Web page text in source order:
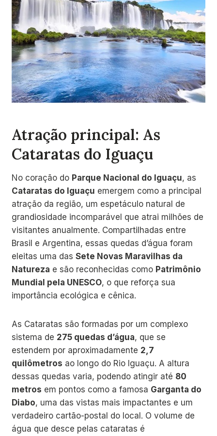
Atração principal: As
Cataratas do Iguaçu
No coração do Parque Nacional do Iguaçu, as
Cataratas do Iguaçu emergem como a principal
atração da região, um espetáculo natural de
grandiosidade incomparável que atrai milhões de
visitantes anualmente. Compartilhadas entre
Brasil e Argentina, essas quedas d’água foram
eleitas uma das Sete Novas Maravilhas da
Natureza e são reconhecidas como Patrimônio
Mundial pela UNESCO, o que reforça sua
importância ecológica e cênica.
As Cataratas são formadas por um complexo
sistema de 275 quedas d’água, que se
estendem por aproximadamente 2,7
quilômetros ao longo do Rio Iguaçu. A altura
dessas quedas varia, podendo atingir até 80
metros em pontos como a famosa Garganta do
Diabo, uma das vistas mais impactantes e um
verdadeiro cartão-postal do local. O volume de
água que desce pelas cataratas é